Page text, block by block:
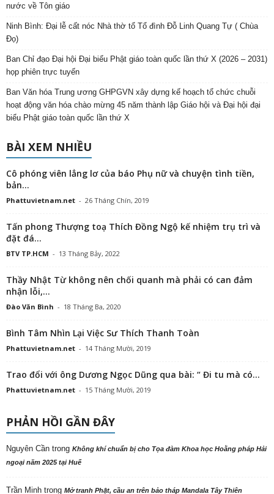
nước về Tôn giáo
Ninh Bình: Đại lễ cất nóc Nhà thờ tổ Tổ đình Đỗ Linh Quang Tự ( Chùa
Đọ)
Ban Chỉ đạo Đại hội Đại biểu Phật giáo toàn quốc lần thứ X (2026 – 2031)
họp phiên trực tuyến
Ban Văn hóa Trung ương GHPGVN xây dựng kế hoạch tổ chức chuỗi
hoạt động văn hóa chào mừng 45 năm thành lập Giáo hội và Đại hội đại
biểu Phật giáo toàn quốc lần thứ X
BÀI XEM NHIỀU
Cô phóng viên lẳng lơ của báo Phụ nữ và chuyện tình tiền,
bản...
Phattuvietnam.net - 26 Tháng Chín, 2019
Tấn phong Thượng toạ Thích Đồng Ngộ kế nhiệm trụ trì và
đặt đá...
BTV TP.HCM - 13 Tháng Bảy, 2022
Thầy Nhật Từ không nên chối quanh mà phải có can đảm
nhận lỗi,...
Đào Văn Bình - 18 Tháng Ba, 2020
Bình Tâm Nhìn Lại Việc Sư Thích Thanh Toàn
Phattuvietnam.net - 14 Tháng Mười, 2019
Trao đổi với ông Dương Ngọc Dũng qua bài: “ Đi tu mà có...
Phattuvietnam.net - 15 Tháng Mười, 2019
PHẢN HỒI GẦN ĐÂY
Nguyên Cần trong Không khí chuẩn bị cho Tọa đàm Khoa học Hoằng pháp Hải
ngoại năm 2025 tại Huế
Trần Minh trong Mở tranh Phật, cầu an trên bảo tháp Mandala Tây Thiên